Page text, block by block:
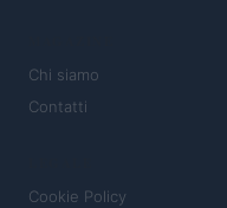
Chi siamo
Contatti
Cookie Policy